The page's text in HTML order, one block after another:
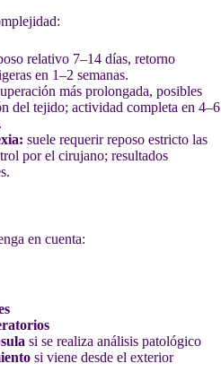
relativo 7–14 días, retorno
en 1–2 semanas.
más prolongada, posibles
del tejido; actividad completa en 4–6
suele requerir reposo estricto las
por el cirujano; resultados
en cuenta:
si se realiza análisis patológico
si viene desde el exterior